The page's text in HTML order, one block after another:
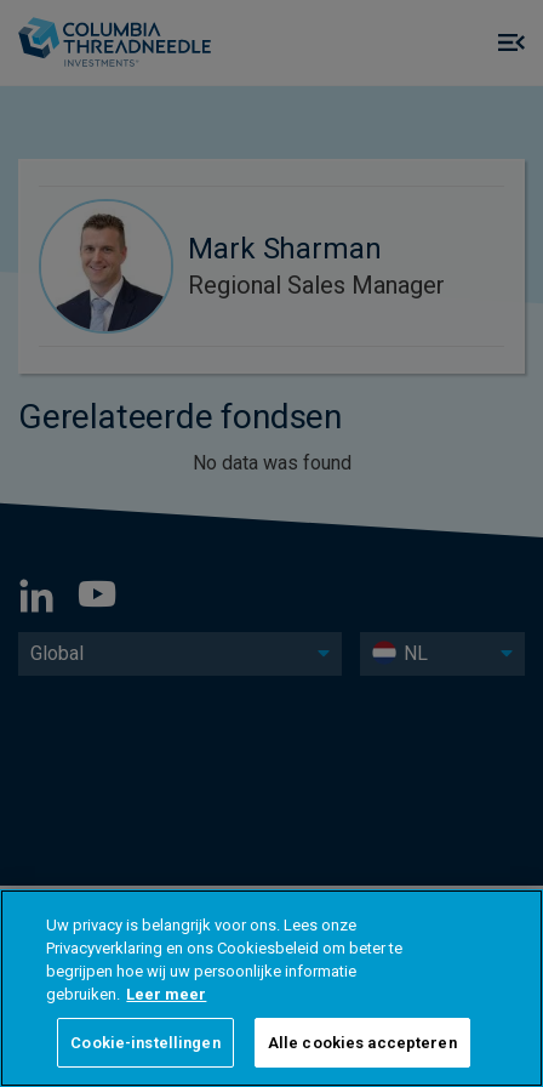
Mark Sharman
Regional Sales Manager
Gerelateerde fondsen
No data was found
Global NL
Uw privacy is belangrijk voor ons. Lees onze
Privacyverklaring en ons Cookiesbeleid om beter te
begrijpen hoe wij uw persoonlijke informatie
gebruiken. Leer meer
Cookie-instellingen Alle cookies accepteren